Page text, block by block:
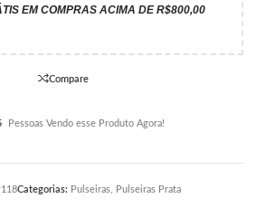
EM COMPRAS ACIMA DE R$800,00
Compare
Pessoas Vendo esse Produto Agora!
Categorias: Pulseiras, Pulseiras Prata